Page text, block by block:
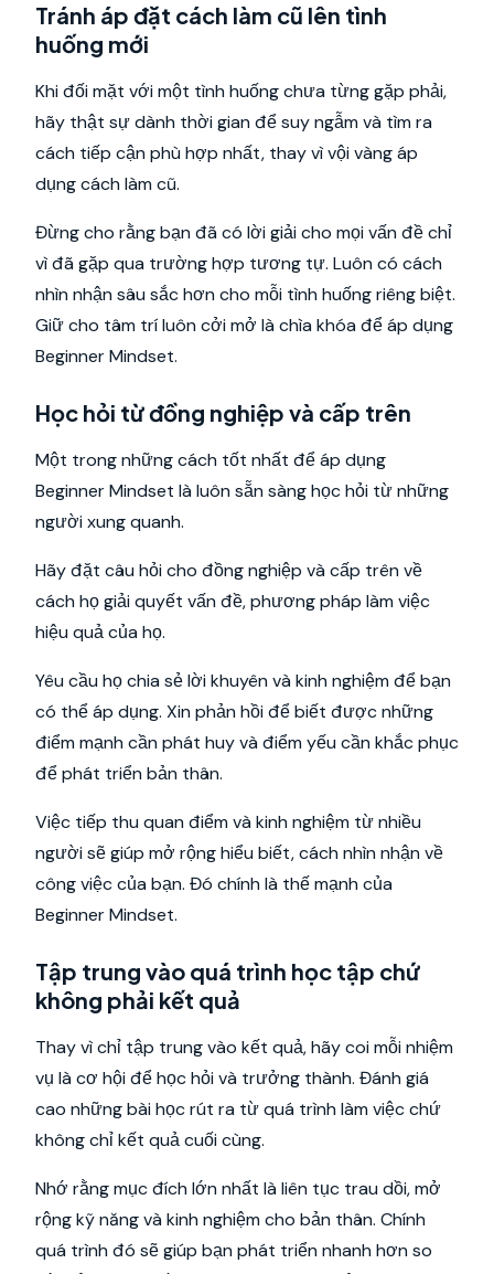
Tránh áp đặt cách làm cũ lên tình
huống mới
Khi đối mặt với một tình huống chưa từng gặp phải,
hãy thật sự dành thời gian để suy ngẫm và tìm ra
cách tiếp cận phù hợp nhất, thay vì vội vàng áp
dụng cách làm cũ.
Đừng cho rằng bạn đã có lời giải cho mọi vấn đề chỉ
vì đã gặp qua trường hợp tương tự. Luôn có cách
nhìn nhận sâu sắc hơn cho mỗi tình huống riêng biệt.
Giữ cho tâm trí luôn cởi mở là chìa khóa để áp dụng
Beginner Mindset.
Học hỏi từ đồng nghiệp và cấp trên
Một trong những cách tốt nhất để áp dụng
Beginner Mindset là luôn sẵn sàng học hỏi từ những
người xung quanh.
Hãy đặt câu hỏi cho đồng nghiệp và cấp trên về
cách họ giải quyết vấn đề, phương pháp làm việc
hiệu quả của họ.
Yêu cầu họ chia sẻ lời khuyên và kinh nghiệm để bạn
có thể áp dụng. Xin phản hồi để biết được những
điểm mạnh cần phát huy và điểm yếu cần khắc phục
để phát triển bản thân.
Việc tiếp thu quan điểm và kinh nghiệm từ nhiều
người sẽ giúp mở rộng hiểu biết, cách nhìn nhận về
công việc của bạn. Đó chính là thế mạnh của
Beginner Mindset.
Tập trung vào quá trình học tập chứ
không phải kết quả
Thay vì chỉ tập trung vào kết quả, hãy coi mỗi nhiệm
vụ là cơ hội để học hỏi và trưởng thành. Đánh giá
cao những bài học rút ra từ quá trình làm việc chứ
không chỉ kết quả cuối cùng.
Nhớ rằng mục đích lớn nhất là liên tục trau dồi, mở
rộng kỹ năng và kinh nghiệm cho bản thân. Chính
quá trình đó sẽ giúp bạn phát triển nhanh hơn so